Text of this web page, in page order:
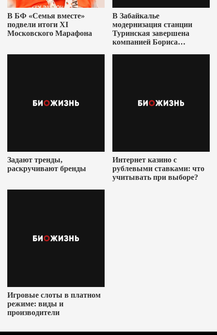
В БФ «Семья вместе»
подвели итоги XI
Московского Марафона
В Забайкалье
модернизация станции
Туринская завершена
компанией Бориса
Задают тренды,
раскручивают бренды
Интернет казино с
рублевыми ставками: что
учитывать при выборе?
Игровые слоты в платном
режиме: виды и
производители